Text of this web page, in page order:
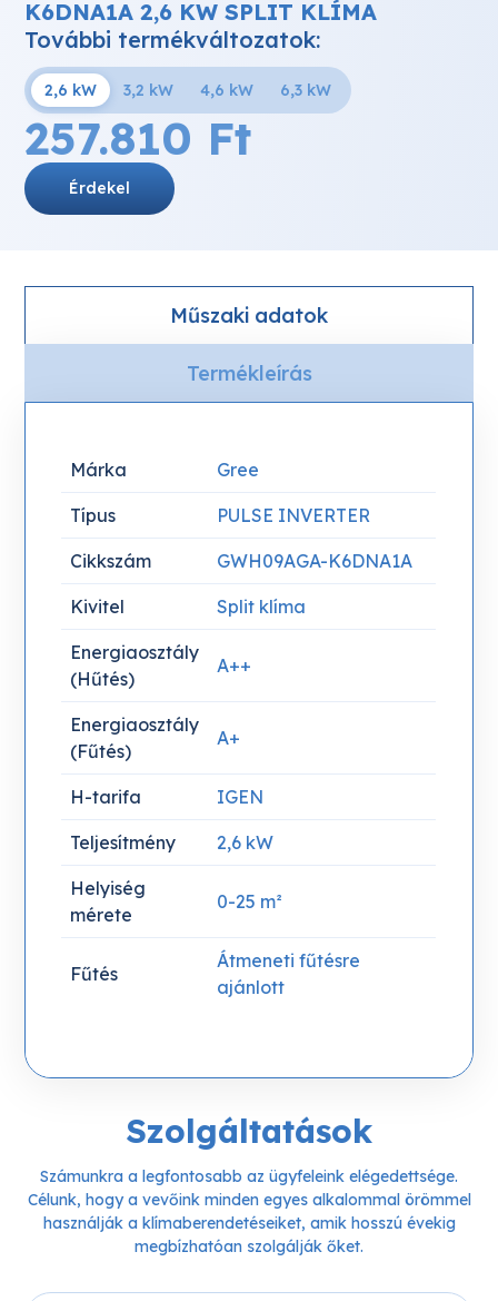
K6DNA1A 2,6 KW SPLIT KLÍMA
További termékváltozatok:
2,6 kW 3,2 kW 4,6 kW 6,3 kW
257.810 Ft
Érdekel
Műszaki adatok
Termékleírás
Márka Gree
Típus PULSE INVERTER
Cikkszám GWH09AGA-K6DNA1A
Kivitel Split klíma
Energiaosztály
(Hűtés)
A++
Energiaosztály
(Fűtés)
A+
H-tarifa IGEN
Teljesítmény 2,6 kW
Helyiség
mérete
0-25 m²
Fűtés
Átmeneti fűtésre
ajánlott
Szolgáltatások
Számunkra a legfontosabb az ügyfeleink elégedettsége.
Célunk, hogy a vevőink minden egyes alkalommal örömmel
használják a klímaberendetéseiket, amik hosszú évekig
megbízhatóan szolgálják őket.